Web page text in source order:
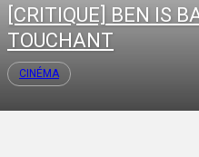
[CRITIQUE] BEN IS
TOUCHANT
CINÉMA